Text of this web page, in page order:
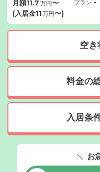
月額11.7 万円〜
(入居金11万円〜)
プラン -
空き
料金の
入居条
お